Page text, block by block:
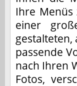
Ihre Menüs
einer
gestalteten,
passende
nach Ihren
Fotos,